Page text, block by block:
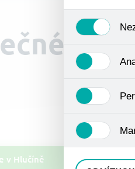
v Hlučíně
Používají se
se již nejedná
zkušenosti.